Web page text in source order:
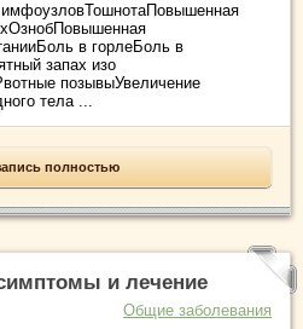
в горлеБоль в
запах изо
позывыУвеличение
тела ...
полностью
и лечение
Общие заболевания